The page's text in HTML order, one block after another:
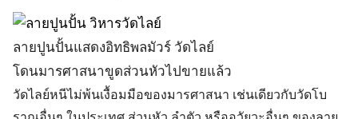
ลายปูนปั้นแสดงอิทธิพลมัวร์ วัดไลย์
โดนมารศาสนาขูดส่วนหัวไปขายแล้ว
วัดไลย์หนีไม่พ้นเงื้อมมือของมารศาสนา เช่นเดียวกับวัดโบ